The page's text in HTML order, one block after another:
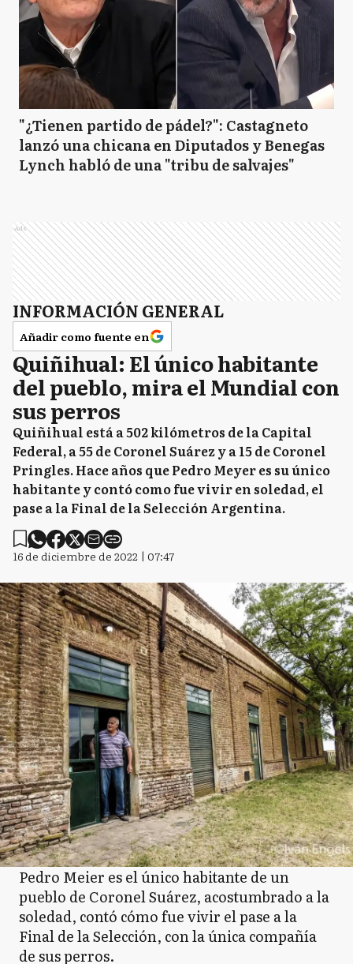
"¿Tienen partido de pádel?": Castagneto
lanzó una chicana en Diputados y Benegas
Lynch habló de una "tribu de salvajes"
Ads
INFORMACIÓN GENERAL
Añadir como fuente en
Quiñihual: El único habitante
del pueblo, mira el Mundial con
sus perros
Quiñihual está a 502 kilómetros de la Capital
Federal, a 55 de Coronel Suárez y a 15 de Coronel
Pringles. Hace años que Pedro Meyer es su único
habitante y contó como fue vivir en soledad, el
pase a la Final de la Selección Argentina.
16 de diciembre de 2022 | 07:47
Pedro Meier es el único habitante de un
pueblo de Coronel Suárez, acostumbrado a la
soledad, contó cómo fue vivir el pase a la
Final de la Selección, con la única compañía
de sus perros.